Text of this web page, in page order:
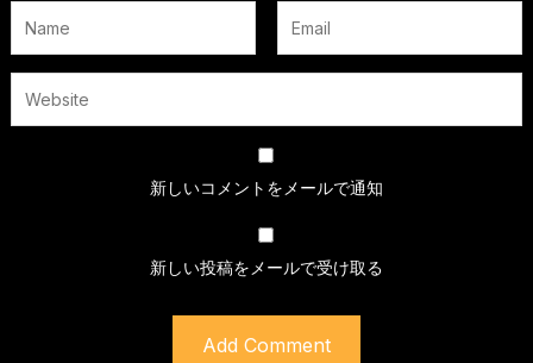
新しいコメントをメールで通知
新しい投稿をメールで受け取る